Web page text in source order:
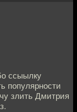
ссыылку
популярности
злить Дмитрия